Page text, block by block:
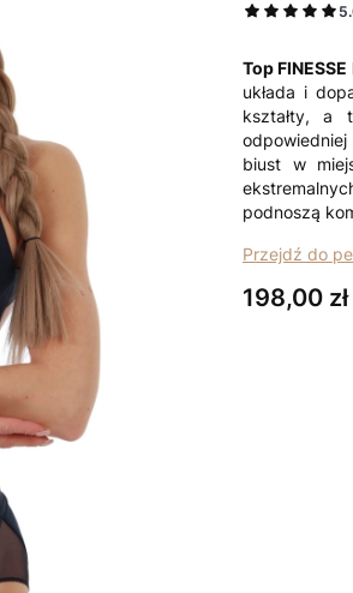
Top
układa i
kształty, a
biust w
podnoszą
Przejdź do
Cena
198,00 zł